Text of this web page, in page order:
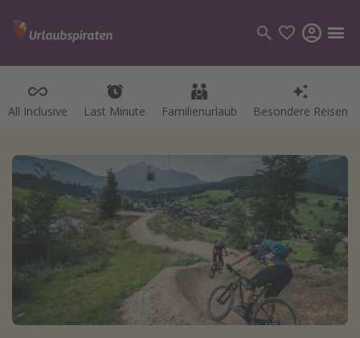
All Inclusive Last Minute Familienurlaub Besondere Reisen
Kategorien
Hotel
Pauschalreisen
Kreuzfahrten
Reiseziele
Alle Reiseziele
Bodensee Urlaub